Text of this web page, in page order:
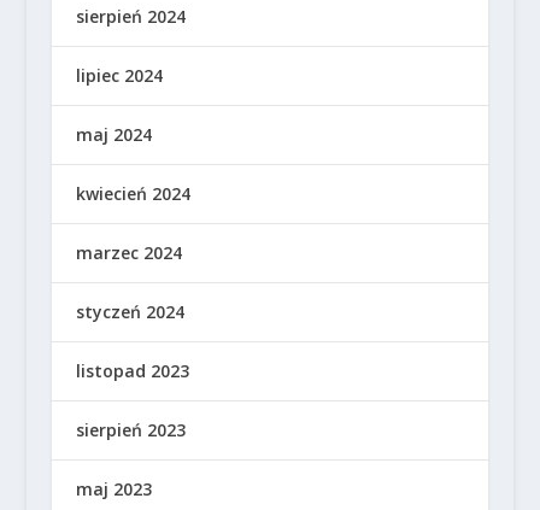
sierpień 2024
lipiec 2024
maj 2024
kwiecień 2024
marzec 2024
styczeń 2024
listopad 2023
sierpień 2023
maj 2023